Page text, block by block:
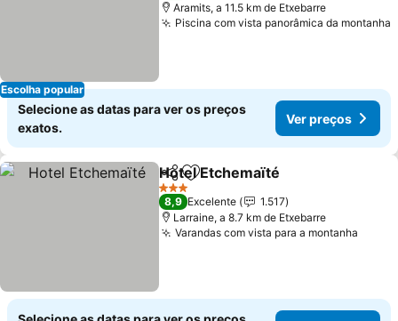
Escolha popular
Aramits, a 11.5 km de Etxebarre
Piscina com vista panorâmica da montanha
Selecione as datas para ver os preços
exatos.
Ver preços
PartilharAdicionar aos favoritos
Hotel Etchemaïté
3 Estrelas
8,9 Excelente
1.517
Larraine, a 8.7 km de Etxebarre
Varandas com vista para a montanha